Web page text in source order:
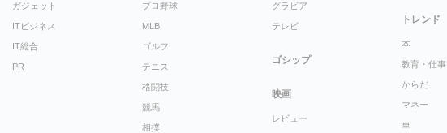
ガジェット
ITビジネス
IT総合
PR
プロ野球
MLB
ゴルフ
テニス
格闘技
競馬
相撲
グラビア
テレビ
ゴシップ
映画
レビュー
トレンド
本
教育・仕事
からだ
マネー
車